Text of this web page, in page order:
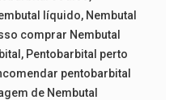
líquido, Nembutal
comprar Nembutal
, Pentobarbital perto
pentobarbital
de Nembutal